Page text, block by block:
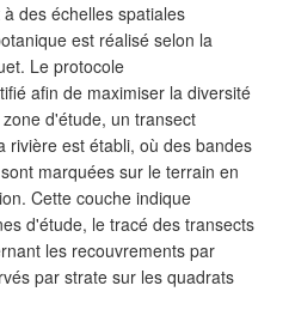
à des échelles spatiales
est réalisé selon la
Le protocole
afin de maximiser la diversité
d'étude, un transect
rivière est établi, où des bandes
marquées sur le terrain en
Cette couche indique
d'étude, le tracé des transects
les recouvrements par
par strate sur les quadrats